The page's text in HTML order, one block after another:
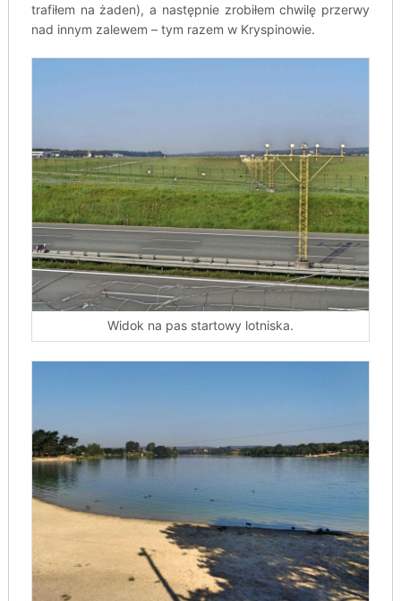
trafiłem na żaden), a następnie zrobiłem chwilę przerwy
nad innym zalewem – tym razem w Kryspinowie.
Widok na pas startowy lotniska.